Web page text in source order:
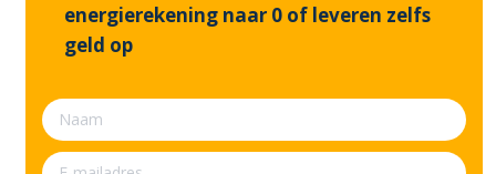
energierekening naar 0 of leveren zelfs
geld op